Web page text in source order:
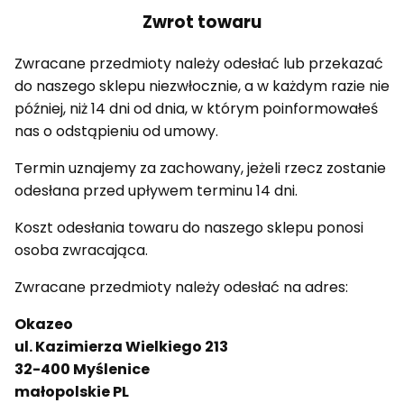
Zwrot towaru
Zwracane przedmioty należy odesłać lub przekazać
do naszego sklepu niezwłocznie, a w każdym razie nie
później, niż 14 dni od dnia, w którym poinformowałeś
nas o odstąpieniu od umowy.
Termin uznajemy za zachowany, jeżeli rzecz zostanie
odesłana przed upływem terminu 14 dni.
Koszt odesłania towaru do naszego sklepu ponosi
osoba zwracająca.
Zwracane przedmioty należy odesłać na adres:
Okazeo
ul. Kazimierza Wielkiego 213
32-400 Myślenice
małopolskiePL